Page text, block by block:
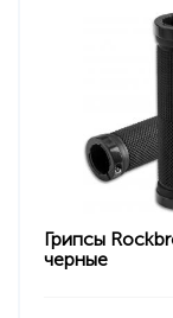
Грипсы
черные